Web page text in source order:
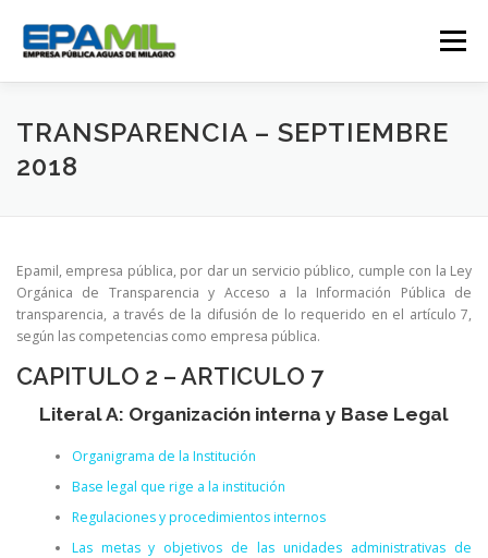
contenido
Menú
CONÓCENOS CONTÁCTENOS
GESTIÓN OPERATIVA CAMPAÑAS
TRABAJA CON NOSOTROS SERVICIOS
TRANSPARENCIA – SEPTIEMBRE
2018
Epamil, empresa pública, por dar un servicio público, cumple con la Ley
Orgánica de Transparencia y Acceso a la Información Pública de
transparencia, a través de la difusión de lo requerido en el artículo 7,
según las competencias como empresa pública.
CAPITULO 2 – ARTICULO 7
Literal A: Organización interna y Base Legal
Organigrama de la Institución
Base legal que rige a la institución
Regulaciones y procedimientos internos
Las metas y objetivos de las unidades administrativas de